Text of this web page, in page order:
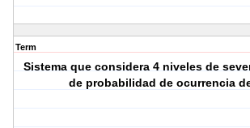
Term
Sistema que considera 4 niveles de
de probabilidad de ocurrencia